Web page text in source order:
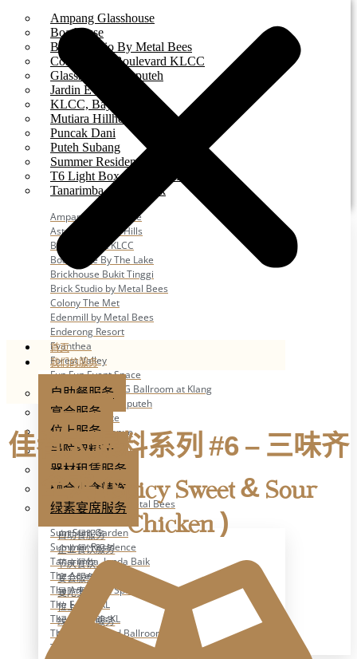
Ampang Glasshouse
Boathouse
Brick Studio By Metal Bees
Colony Star Boulevard KLCC
Glasshouse at Seputeh
Jardin Event Venue
KLCC, Bayswater
Mutiara Hillhomes
Puncak Dani
Puteh Subang
Summer Residence
T6 Light Box Sungai Buloh
Tanarimba, Janda Baik
Ampang Glasshouse
Astana Bamboo Hills
Bayswater at KLCC
Boathouse By The Lake
Brickhouse Bukit Tinggi
Brick Studio by Metal Bees
Colony The Met
Edenmill by Metal Bees
Enderong Resort
Evanthea
Forest Valley
Fun Fun Event Space
G Glasshouse & G Ballroom at Klang
Glasshouse at Seputeh
IKAN Glampsite
Jardin Event Venue
Mecury Hill
Mutiara Hillhomes
Puteh Subang
ROM 8 Studio by Metal Bees
Six In The CIty
Sum Sum Garden
Summer Residence
Tanarimba, Janda Baik
The Acres Resort
The Ark Event Space
The Estate KL
The Grounds KL
The Luna Grand Ballroom KL
The Ochre
首页
我们的服务
自助餐服务
宴会服务
位上服务
曼陀罗精选
器材租赁服务
融合小食精选
绿素宴席服务
自助餐服务
企业餐饮服务
节庆餐饮
宴会服务
曼陀罗精选
位上服务
绿素宴席服务
融合小食精选
佳肴大爆料系列 #6 – 三味齐
全鸡 (Spicy Sweet & Sour
Chicken )